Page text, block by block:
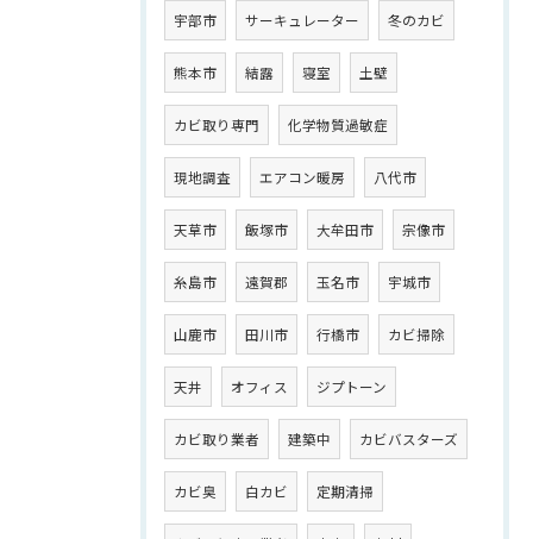
宇部市 サーキュレーター 冬のカビ
熊本市 結露 寝室 土壁
カビ取り専門 化学物質過敏症
現地調査 エアコン暖房 八代市
天草市 飯塚市 大牟田市 宗像市
糸島市 遠賀郡 玉名市 宇城市
山鹿市 田川市 行橋市 カビ掃除
天井 オフィス ジプトーン
カビ取り業者 建築中 カビバスターズ
カビ臭 白カビ 定期清掃